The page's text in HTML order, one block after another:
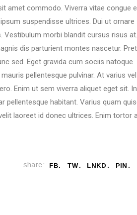
amet commodo. Viverra vitae congue
suspendisse ultrices. Dui ut ornare
morbi blandit cursus risus
dis parturient montes nascetur.
sed. Eget gravida cum sociis natoque
pellentesque pulvinar. At varius vel
Enim ut sem viverra aliquet eget sit. In
pellentesque habitant. Varius quam
laoreet id donec ultrices. Enim tortor
share: FB TW LNKD PIN